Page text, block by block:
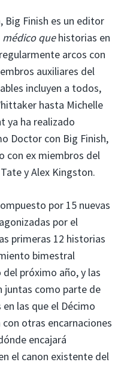
Big Finish es un editor
médico quehistorias en
arcos con
auxiliares del
incluyen a todos,
hasta Michelle
ya ha realizado
Doctor con Big Finish,
con ex miembros del
y Alex Kingston.
por 15 nuevas
por el
primeras 12 historias
bimestral
próximo año, y las
juntas como parte de
las que el Décimo
otras encarnaciones
encajará
el canon existente del